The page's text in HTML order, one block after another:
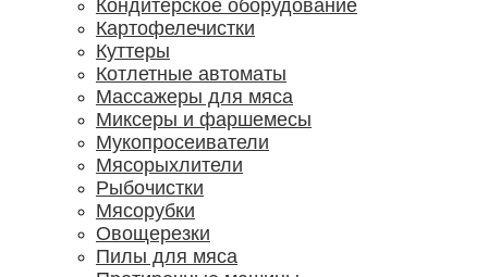
Кондитерское оборудование
Картофелечистки
Куттеры
Котлетные автоматы
Массажеры для мяса
Миксеры и фаршемесы
Мукопросеиватели
Мясорыхлители
Рыбочистки
Мясорубки
Овощерезки
Пилы для мяса